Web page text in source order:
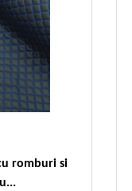
romburi si